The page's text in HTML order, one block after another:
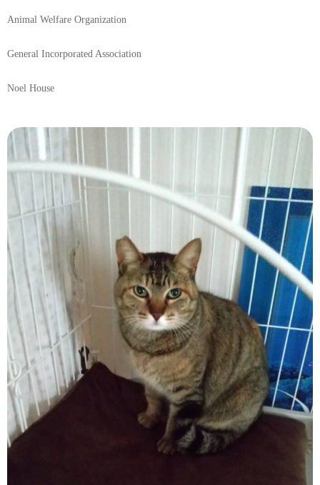
Animal Welfare Organization
General Incorporated Association
Noel House